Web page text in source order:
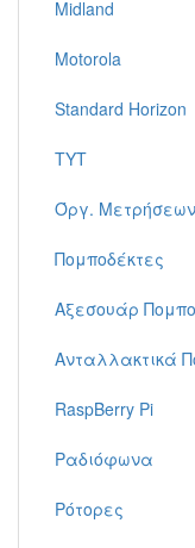
Midland
Motorola
Standard Horizon
TYT
Όργ. Μετρήσεων
Πομποδέκτες
Αξεσουάρ
Ανταλλακτικά
RaspBerry Pi
Ραδιόφωνα
Ρότορες